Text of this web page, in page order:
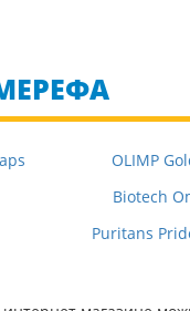
OLIMP
Biotech
Puritans